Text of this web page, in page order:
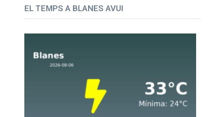
EL TEMPS A BLANES AVUI